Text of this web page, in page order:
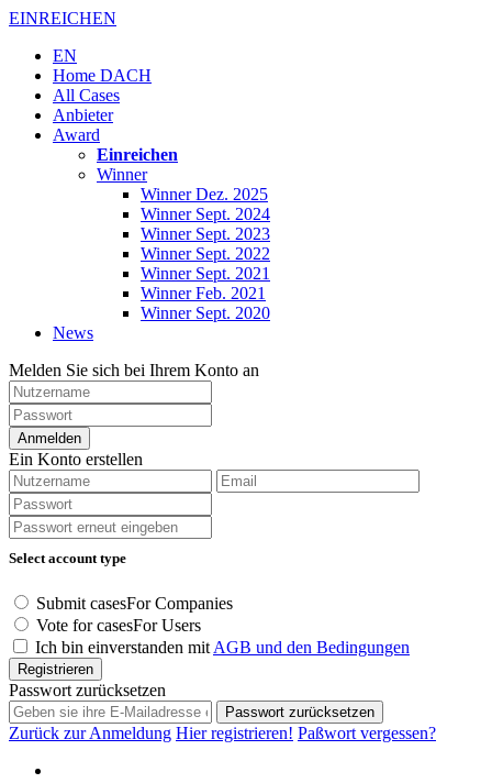
EINREICHEN
EN
Home DACH
All Cases
Anbieter
Award
Einreichen
Winner
Winner Dez. 2025
Winner Sept. 2024
Winner Sept. 2023
Winner Sept. 2022
Winner Sept. 2021
Winner Feb. 2021
Winner Sept. 2020
News
Melden Sie sich bei Ihrem Konto an
Anmelden
Ein Konto erstellen
Select account type
Submit casesFor Companies
Vote for casesFor Users
Ich bin einverstanden mit AGB und den Bedingungen
Registrieren
Passwort zurücksetzen
Passwort zurücksetzen
Zurück zur Anmeldung Hier registrieren! Paßwort vergessen?